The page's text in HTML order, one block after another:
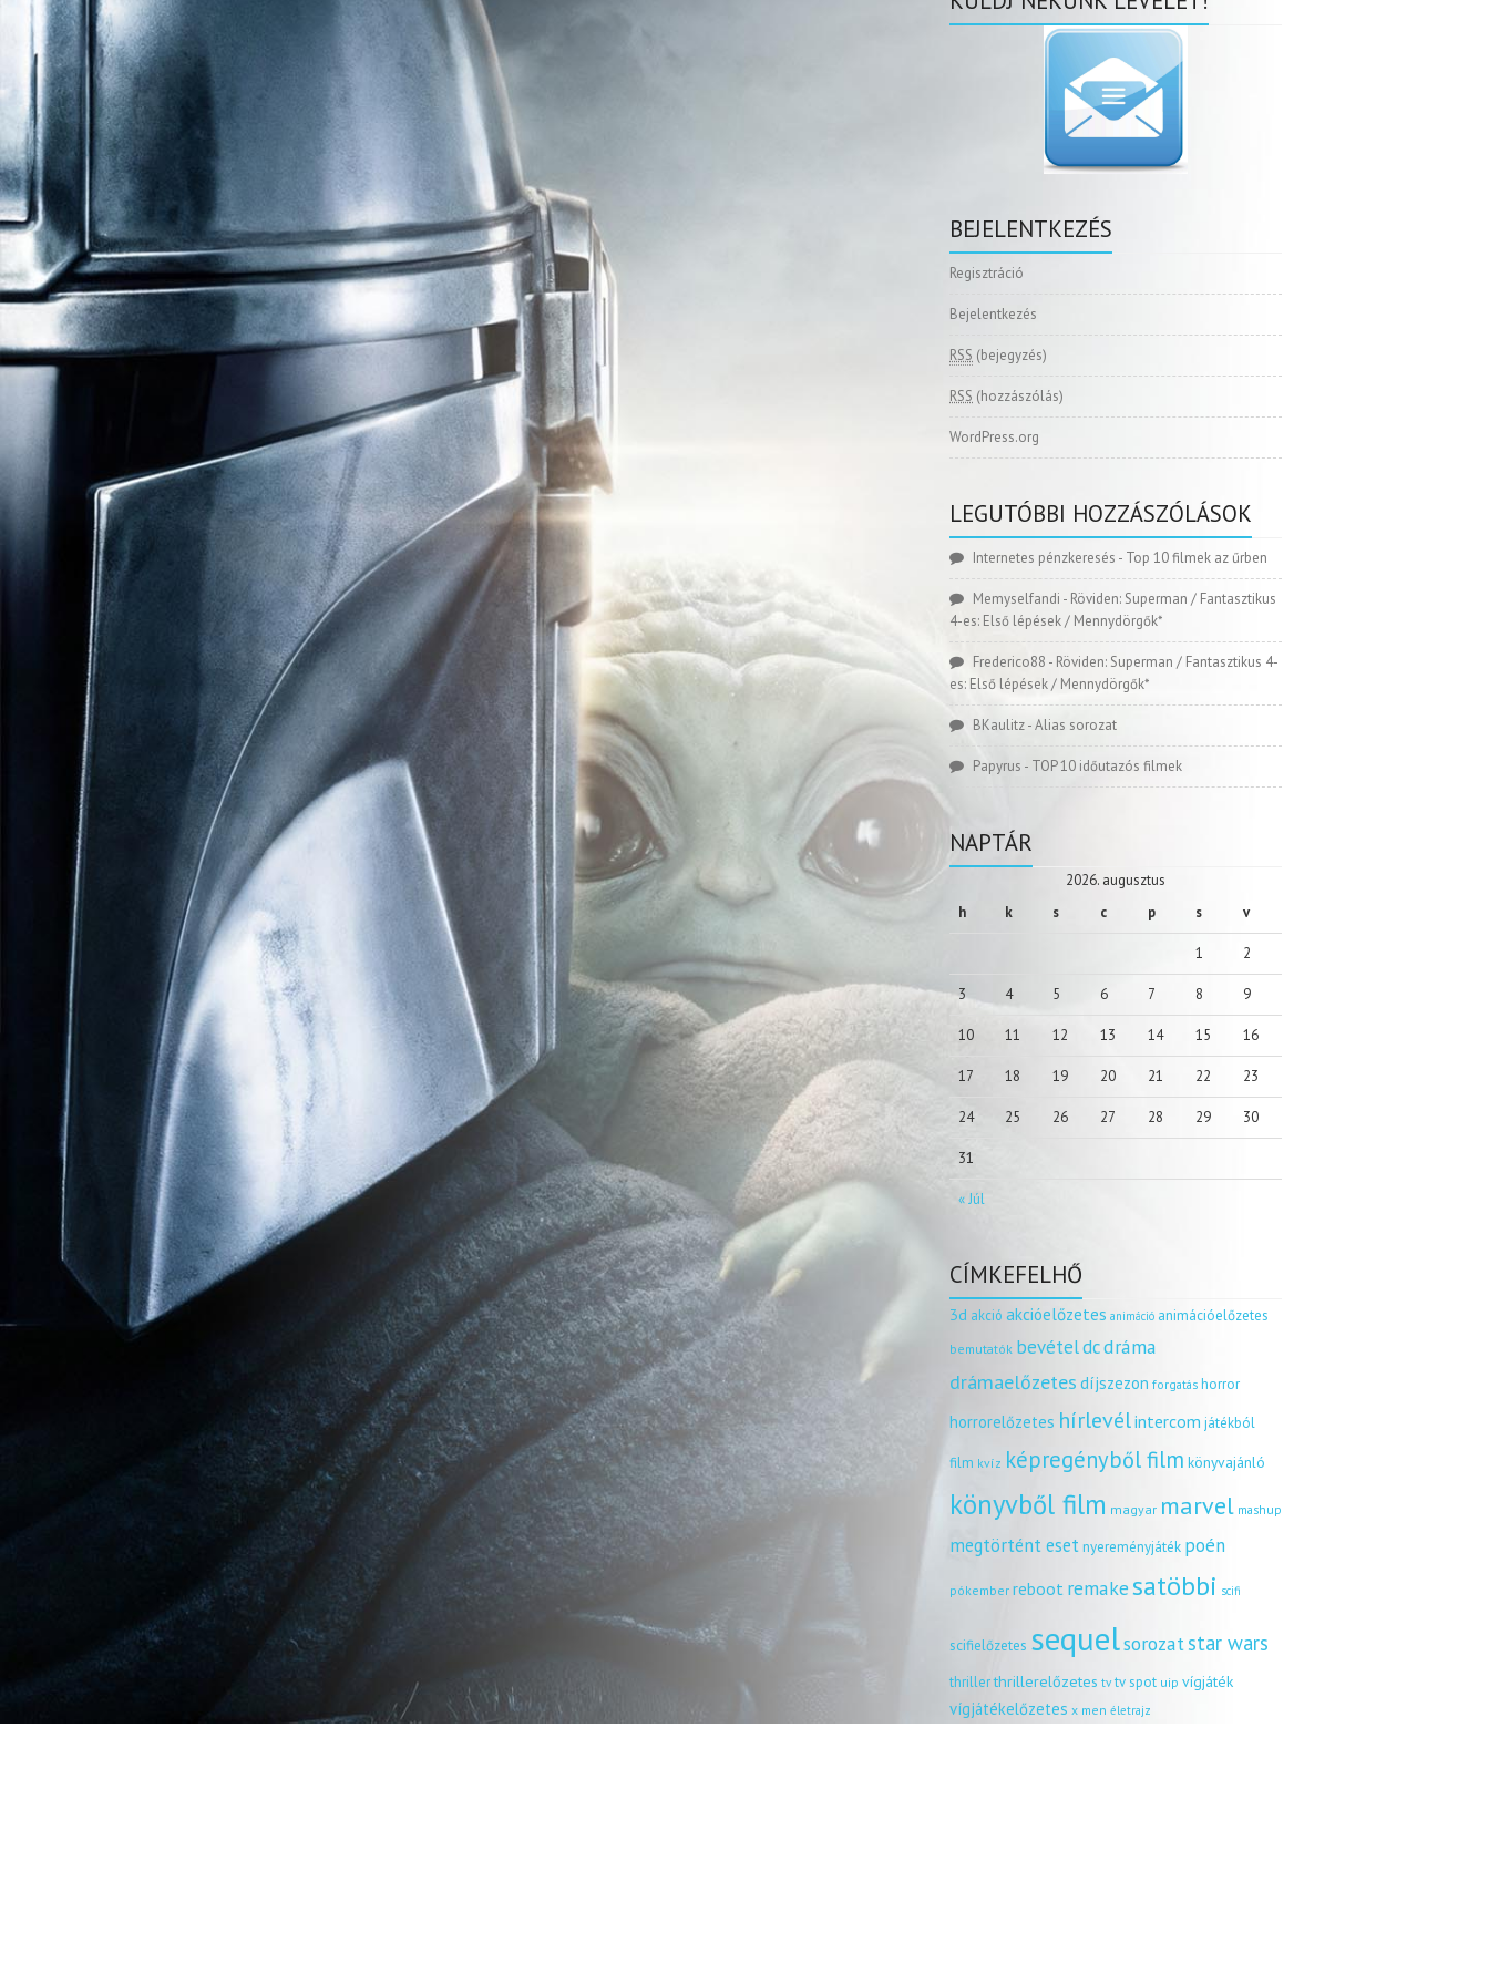
BEJELENTKEZÉS
Regisztráció
Bejelentkezés
RSS (bejegyzés)
RSS (hozzászólás)
WordPress.org
LEGUTÓBBI HOZZÁSZÓLÁSOK
Internetes pénzkeresés - Top 10 filmek az űrben
Memyselfandi - Röviden: Superman / Fantasztikus
4-es: Első lépések / Mennydörgők*
Frederico88 - Röviden: Superman / Fantasztikus 4-
es: Első lépések / Mennydörgők*
BKaulitz-Alias sorozat
Papyrus - TOP 10 időutazós filmek
NAPTÁR
2026. augusztus
h
k s c p s v
« Júl
1 2
3 4 5 6 7 8 9
10 11 12 13 14 15 16
17 18 19 20 21 22 23
24 25 26 27 28 29 30
31
CÍMKEFELHŐ
3d akció akcióelőzetes animáció animációelőzetes
bemutatók bevételdcdráma
drámaelőzetes díjszezon forgatás horror
horrorelőzetes hírlevélintercom játékból
film kvíz képregényből film könyvajánló
könyvből film magyar marvel mashup
megtörtént esetnyereményjáték poén
pókember reboot remakesatöbbi scifi
scifielőzetes sequelsorozatstar wars
thrillerthrillerelőzetes tv tv spot uip vígjáték
vígjátékelőzetes x men életrajz